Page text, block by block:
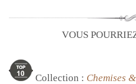
VOUS
Collection : Chemises